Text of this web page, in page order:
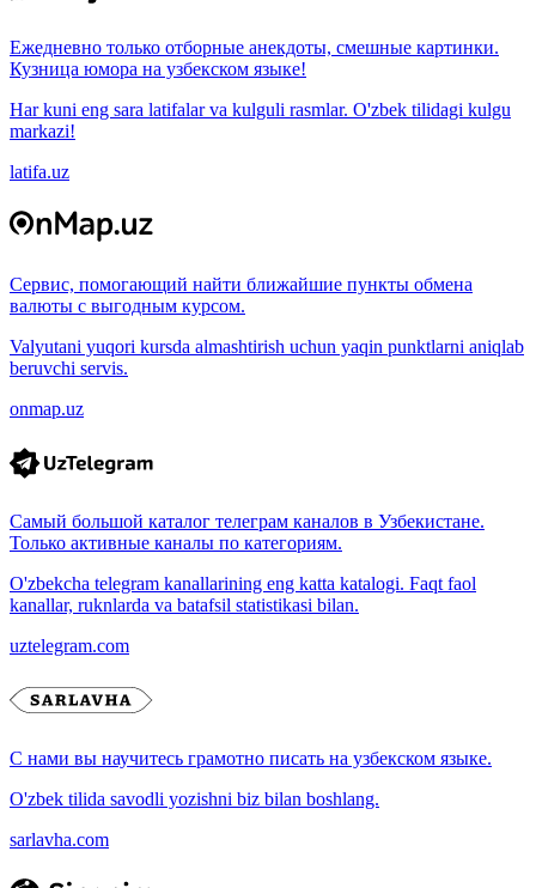
Ежедневно только отборные анекдоты, смешные картинки.
Кузница юмора на узбекском языке!
Har kuni eng sara latifalar va kulguli rasmlar. O'zbek tilidagi kulgu
markazi!
latifa.uz
Сервис, помогающий найти ближайшие пункты обмена
валюты с выгодным курсом.
Valyutani yuqori kursda almashtirish uchun yaqin punktlarni aniqlab
beruvchi servis.
onmap.uz
Самый большой каталог телеграм каналов в Узбекистане.
Только активные каналы по категориям.
O'zbekcha telegram kanallarining eng katta katalogi. Faqt faol
kanallar, ruknlarda va batafsil statistikasi bilan.
uztelegram.com
С нами вы научитесь грамотно писать на узбекском языке.
O'zbek tilida savodli yozishni biz bilan boshlang.
sarlavha.com